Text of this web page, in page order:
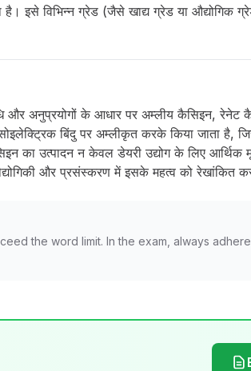
इसे विभिन्न ग्रेड (जैसे खाद्य ग्रेड या औद्योगिक
और अनुप्रयोगों के आधार पर अम्लीय कैसिइन,
बिंदु पर अम्लीकृत करके किया जाता है,
का उत्पादन न केवल डेयरी उद्योग के लिए आर्थिक
और प्रसंस्करण में इसके महत्व को रेखांकित
the word limit. In the exam, always